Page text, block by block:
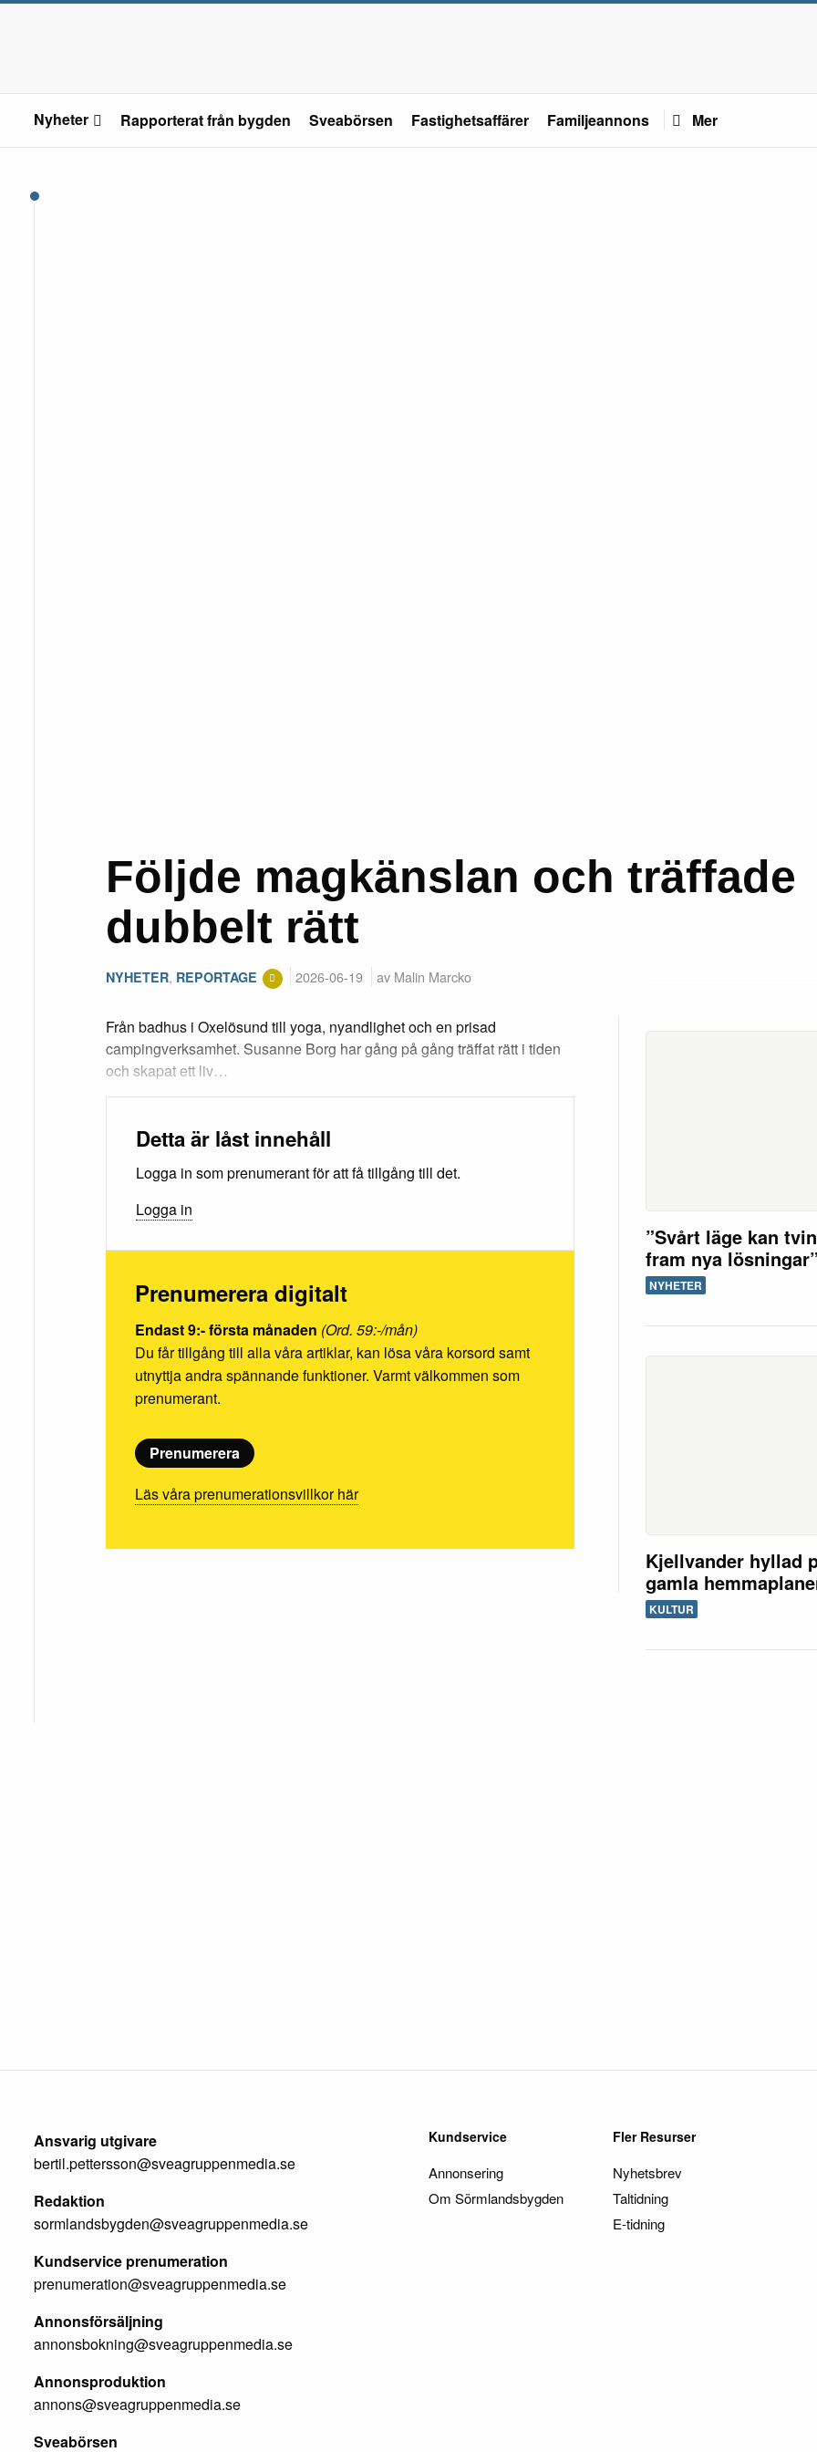
Nyheter Rapporterat från bygden Sveabörsen Fastighetsaffärer Familjeannons Mer
Följde magkänslan och träffade
dubbelt rätt
NYHETER, REPORTAGE 2026-06-19 av Malin Marcko
Från badhus i Oxelösund till yoga, nyandlighet och en prisad
campingverksamhet. Susanne Borg har gång på gång träffat rätt i tiden
och skapat ett liv…
Detta är låst innehåll
Logga in som prenumerant för att få tillgång till det.
Logga in
Prenumerera digitalt
Endast 9:- första månaden (Ord. 59:-/mån)
Du får tillgång till alla våra artiklar, kan lösa våra korsord samt
utnyttja andra spännande funktioner. Varmt välkommen som
prenumerant.
Prenumerera
Läs våra prenumerationsvillkor här
”Svårt läge kan
fram nya lösningar”
NYHETER
Kjellvander hyllad
gamla
KULTUR
Ansvarig utgivare
bertil.pettersson@sveagruppenmedia.se
Redaktion
sormlandsbygden@sveagruppenmedia.se
Kundservice prenumeration
prenumeration@sveagruppenmedia.se
Annonsförsäljning
annonsbokning@sveagruppenmedia.se
Annonsproduktion
annons@sveagruppenmedia.se
Sveabörsen
Kundservice
Annonsering
Om Sörmlandsbygden
Fler Resurser
Nyhetsbrev
Taltidning
E-tidning